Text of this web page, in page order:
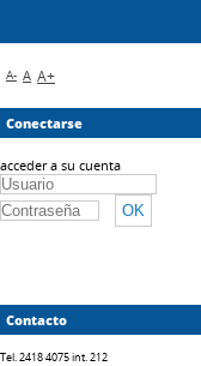
A- A A+
Conectarse
acceder a su cuenta
Contacto
Tel. 2418 4075 int. 212